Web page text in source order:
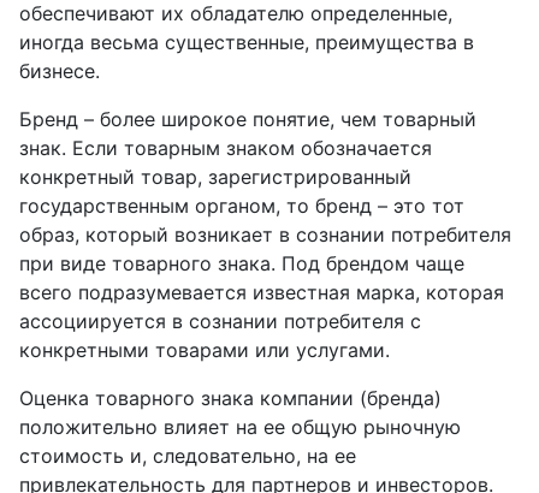
обеспечивают их обладателю определенные,
иногда весьма существенные, преимущества в
бизнесе.
Бренд – более широкое понятие, чем товарный
знак. Если товарным знаком обозначается
конкретный товар, зарегистрированный
государственным органом, то бренд – это тот
образ, который возникает в сознании потребителя
при виде товарного знака. Под брендом чаще
всего подразумевается известная марка, которая
ассоциируется в сознании потребителя с
конкретными товарами или услугами.
Оценка товарного знака компании (бренда)
положительно влияет на ее общую рыночную
стоимость и, следовательно, на ее
привлекательность для партнеров и инвесторов.